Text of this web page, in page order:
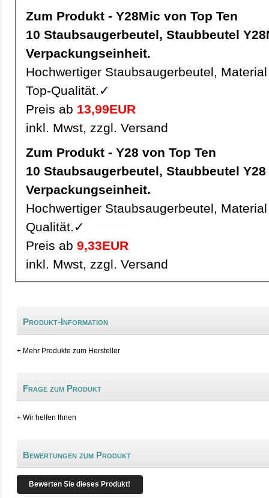
Zum Produkt - Y28Mic von Top Ten
10 Staubsaugerbeutel, Staubbeutel Y28Mic pro
Verpackungseinheit.
Hochwertiger Staubsaugerbeutel,
Top-Qualität.✓
Preis ab 13,99EUR
inkl. Mwst, zzgl. Versand
Zum Produkt - Y28 von Top Ten
10 Staubsaugerbeutel, Staubbeutel Y28 pro
Verpackungseinheit.
Hochwertiger Staubsaugerbeutel,
Qualität.✓
Preis ab 9,33EUR
inkl. Mwst, zzgl. Versand
Produkt-Information
+ Mehr Produkte zum Hersteller
Frage zum Produkt
+ Wir helfen Ihnen
Bewertungen zum Produkt
Bewerten Sie dieses Produkt!